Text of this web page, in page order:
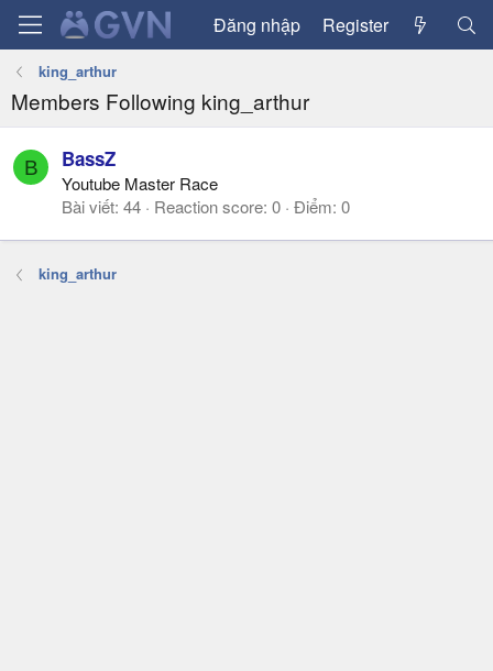
Đăng nhập Register
king_arthur
Members Following king_arthur
B BassZ
Youtube Master Race
Bài viết 44 Reaction score 0 Điểm 0
king_arthur